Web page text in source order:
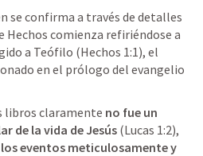
se confirma a través de detalles
a Teófilo (Hechos 1:1), el
en el prólogo del evangelio
libros claramente no fue un
de la vida de Jesús (Lucas 1:2),
eventos meticulosamente y